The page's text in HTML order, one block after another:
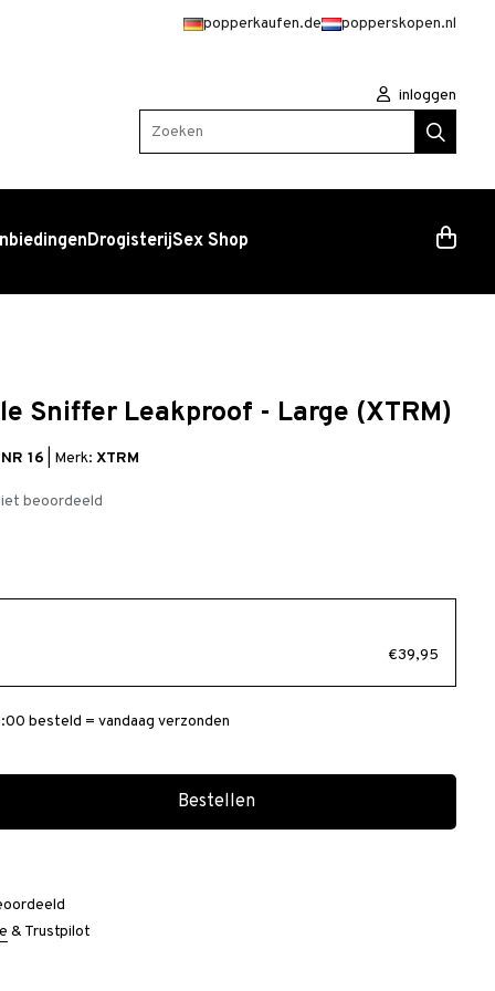
popperkaufen.de popperskopen.nl
inloggen
Zoeken
DrogisterijSex Shop
Sniffer Leakproof - Large (XTRM)
16 Merk:XTRM
beoordeeld
€39,95
besteld = vandaag verzonden
Bestellen
& Trustpilot